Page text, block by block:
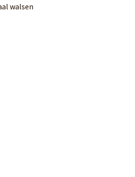
walsen